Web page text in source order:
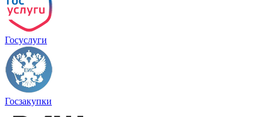
Госуслуги
Госзакупки